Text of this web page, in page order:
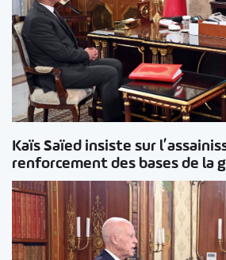
Kaïs Saïed insiste sur
renforcement des bases de la